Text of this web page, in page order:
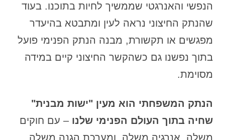
הנפשי והאנרגטי שממשיך לחיות בתוכנו. בעוד
שהנתק החיצוני נראה לעין ומתבטא בהיעדר
מפגשים או תקשורת, מבנה הנתק הפנימי פועל
בתוך נפשנו גם כשהקשר החיצוני קיים במידה
מסוימת.
הנתק המשפחתי הוא מעין "ישות מבנית"
שחיה בתוך העולם הפנימי שלנו – עם חוקים
משלה, אנרגיה משלה, ומערכת הגנה משלה.